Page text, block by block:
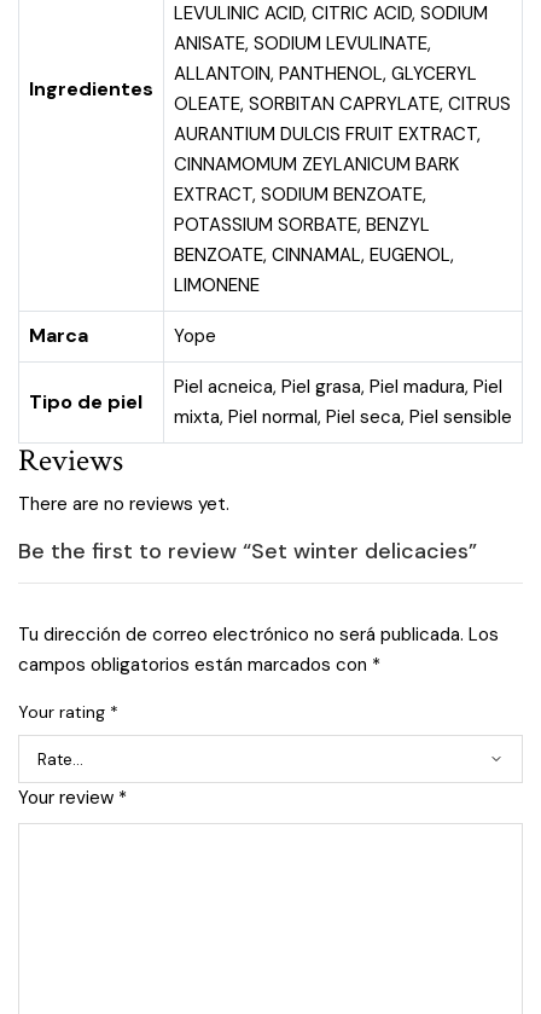
Ingredientes
LEVULINIC ACID, CITRIC ACID, SODIUM
ANISATE, SODIUM LEVULINATE,
ALLANTOIN, PANTHENOL, GLYCERYL
OLEATE, SORBITAN CAPRYLATE, CITRUS
AURANTIUM DULCIS FRUIT EXTRACT,
CINNAMOMUM ZEYLANICUM BARK
EXTRACT, SODIUM BENZOATE,
POTASSIUM SORBATE, BENZYL
BENZOATE, CINNAMAL, EUGENOL,
LIMONENE
Marca Yope
Tipo de piel
Piel acneica, Piel grasa, Piel madura, Piel
mixta, Piel normal, Piel seca, Piel sensible
Reviews
There are no reviews yet.
Be the first to review “Set winter delicacies”
Tu dirección de correo electrónico no será publicada. Los
campos obligatorios están marcados con *
Your rating *
Your review *